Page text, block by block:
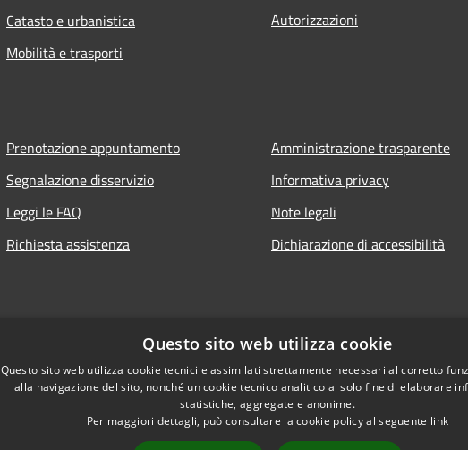
Catasto e urbanistica
Mobilità e trasporti
Autorizzazioni
Prenotazione appuntamento
Segnalazione disservizio
Leggi le FAQ
Richiesta assistenza
Amministrazione trasparente
Informativa privacy
Note legali
Dichiarazione di accessibilità
Questo sito web utilizza cookie
Questo sito web utilizza cookie tecnici e assimilati strettamente necessari al corretto
alla navigazione del sito, nonché un cookie tecnico analitico al solo fine di elaborare
statistiche, aggregate e anonime.
Per maggiori dettagli, può consultare la cookie policy al seguente link